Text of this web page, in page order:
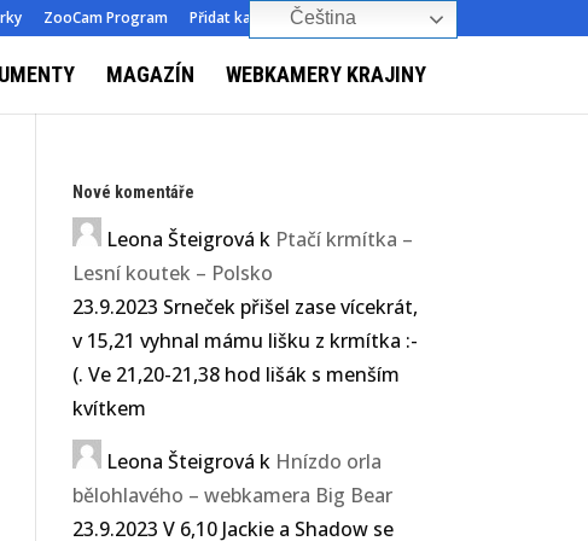
ZooCam Program Přidat kameru O nás
MAGAZÍN WEBKAMERY KRAJINY
Nové komentáře
Leona Šteigrová k Ptačí krmítka –
Lesní koutek – Polsko
23.9.2023 Srneček přišel zase vícekrát,
v 15,21 vyhnal mámu lišku z krmítka :-
(. Ve 21,20-21,38 hod lišák s menším
kvítkem
Leona Šteigrová k Hnízdo orla
bělohlavého – webkamera Big Bear
23.9.2023 V 6,10 Jackie a Shadow se
Čeština‎